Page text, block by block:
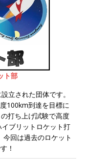
ト部
立された団体です。
100km到達を目標に
打ち上げ試験で高度
ブリットロケット打
回は過去のロケット
！